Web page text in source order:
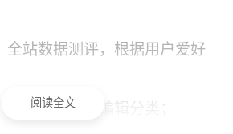
全站数据测评，根据用户爱好
书架可自定义编辑分类；
阅读全文